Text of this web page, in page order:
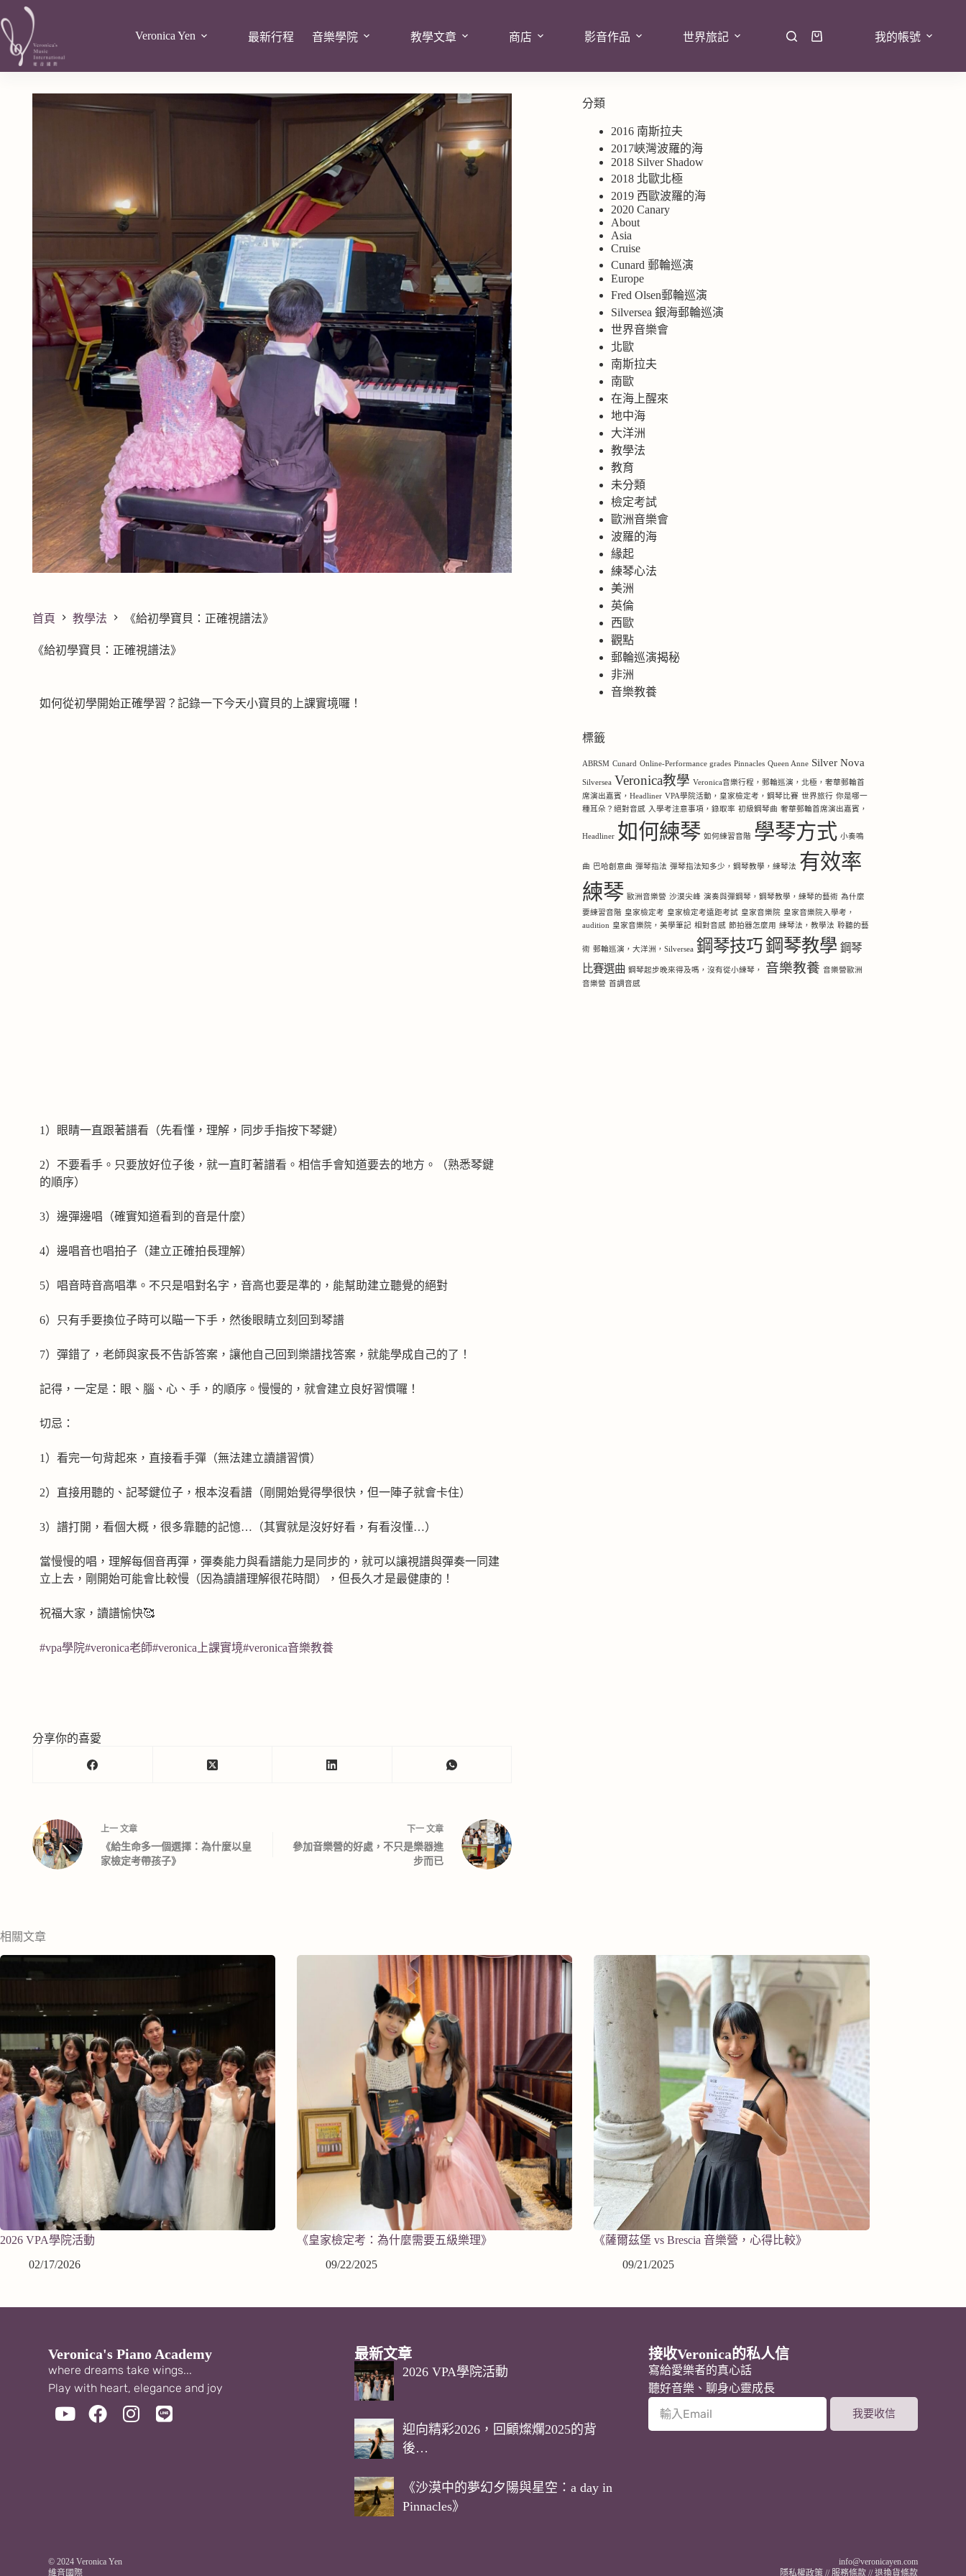
Veronica Yen 最新行程 音樂學院 教學文章 商店 影音作品 世界旅記 我的帳號
首頁 教學法 《給初學寶貝：正確視譜法》
《給初學寶貝：正確視譜法》
如何從初學開始正確學習？記錄一下今天小寶貝的上課實境囉！
1）眼睛一直跟著譜看（先看懂，理解，同步手指按下琴鍵）
2）不要看手。只要放好位子後，就一直盯著譜看。相信手會知道要去的地方。（熟悉琴鍵
的順序）
3）邊彈邊唱（確實知道看到的音是什麼）
4）邊唱音也唱拍子（建立正確拍長理解）
5）唱音時音高唱準。不只是唱對名字，音高也要是準的，能幫助建立聽覺的絕對
6）只有手要換位子時可以瞄一下手，然後眼睛立刻回到琴譜
7）彈錯了，老師與家長不告訴答案，讓他自己回到樂譜找答案，就能學成自己的了！
記得，一定是：眼、腦、心、手，的順序。慢慢的，就會建立良好習慣囉！
切忌：
1）看完一句背起來，直接看手彈（無法建立讀譜習慣）
2）直接用聽的、記琴鍵位子，根本沒看譜（剛開始覺得學很快，但一陣子就會卡住）
3）譜打開，看個大概，很多靠聽的記憶…（其實就是沒好好看，有看沒懂…）
當慢慢的唱，理解每個音再彈，彈奏能力與看譜能力是同步的，就可以讓視譜與彈奏一同建
立上去，剛開始可能會比較慢（因為讀譜理解很花時間），但長久才是最健康的！
祝福大家，讀譜愉快🥰
#vpa學院#veronica老師#veronica上課實境#veronica音樂教養
分享你的喜愛
上一 文章
《給生命多一個選擇：為什麼以皇
家檢定考帶孩子》
下一文章
參加音樂營的好處，不只是樂器進
步而已
分類
2016 南斯拉夫
2017峽灣波羅的海
2018 Silver Shadow
2018 北歐北極
2019 西歐波羅的海
2020 Canary
About
Asia
Cruise
Cunard 郵輪巡演
Europe
Fred Olsen郵輪巡演
Silversea 銀海郵輪巡演
世界音樂會
北歐
南斯拉夫
南歐
在海上醒來
地中海
大洋洲
教學法
教育
未分類
檢定考試
歐洲音樂會
波羅的海
緣起
練琴心法
美洲
英倫
西歐
觀點
郵輪巡演揭秘
非洲
音樂教養
標籤
ABRSM Cunard Online-Performance grades Pinnacles Queen Anne Silver Nova
Silversea Veronica教學 Veronica音樂行程，郵輪巡演，北極，奢華郵輪首
席演出嘉賓，Headliner VPA學院活動，皇家檢定考，鋼琴比賽 世界旅行 你是哪一
種耳朵？絕對音感 入學考注意事項，錄取率 初級鋼琴曲 奢華郵輪首席演出嘉賓，
Headliner 如何練琴 如何練習音階 學琴方式 小奏鳴
曲 巴哈創意曲 彈琴指法 彈琴指法知多少，鋼琴教學，練琴法 有效率
練琴 歐洲音樂營 沙漠尖峰 演奏與彈鋼琴，鋼琴教學，練琴的藝術 為什麼
要練習音階 皇家檢定考 皇家檢定考遠距考試 皇家音樂院 皇家音樂院入學考，
audition 皇家音樂院，美學筆記 相對音感 節拍器怎麼用 練琴法，教學法 聆聽的藝
術 郵輪巡演，大洋洲，Silversea 鋼琴技巧鋼琴教學 鋼琴
比賽選曲 鋼琴起步晚來得及嗎，沒有從小練琴， 音樂教養 音樂營歐洲
音樂營 首調音感
相關文章
2026 VPA學院活動
02/17/2026
《皇家檢定考：為什麼需要五級樂理》
09/22/2025
《薩爾茲堡 vs Brescia 音樂營，心得比較》
09/21/2025
Veronica's Piano Academy
where dreams take wings...
Play with heart, elegance and joy
最新文章
2026 VPA學院活動
迎向精彩2026，回顧燦爛2025的背
後…
《沙漠中的夢幻夕陽與星空：a day in
Pinnacles》
接收Veronica的私人信
寫給愛樂者的真心話
聽好音樂、聊身心靈成長
我要收信
© 2024 Veronica Yen
維音國際
info@veronicayen.com
隱私權政策//服務條款//退換貨條款